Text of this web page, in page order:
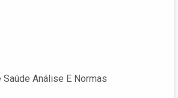
Saúde Análise E Normas